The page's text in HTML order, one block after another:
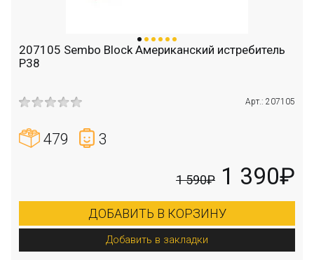
207105 Sembo Block Американский истребитель
P38
Арт.: 207105
479 3
1 590₽ 1 390₽
ДОБАВИТЬ В КОРЗИНУ
Добавить в закладки